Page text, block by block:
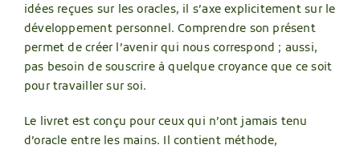
idées reçues sur les oracles, il s’axe explicitement sur le
développement personnel. Comprendre son présent
permet de créer l’avenir qui nous correspond ; aussi,
pas besoin de souscrire à quelque croyance que ce soit
pour travailler sur soi.
Le livret est conçu pour ceux qui n’ont jamais tenu
d’oracle entre les mains. Il contient méthode,